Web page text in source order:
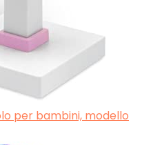
per bambini, modello